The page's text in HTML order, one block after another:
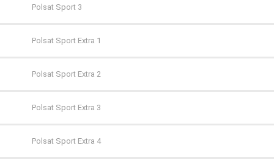
Comedy Central
Film Cafe
FILMBOX+ Action
FILMBOX+ Comedy
FILMBOX+ Emotion
Polsat Sport 3
Polsat Sport Extra 1
Polsat Sport Extra 2
Polsat Sport Extra 3
Polsat Sport Extra 4